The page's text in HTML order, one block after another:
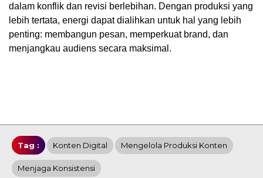
dalam konflik dan revisi berlebihan. Dengan produksi yang
lebih tertata, energi dapat dialihkan untuk hal yang lebih
penting: membangun pesan, memperkuat brand, dan
menjangkau audiens secara maksimal.
Tag : Konten Digital Mengelola Produksi Konten
Menjaga Konsistensi